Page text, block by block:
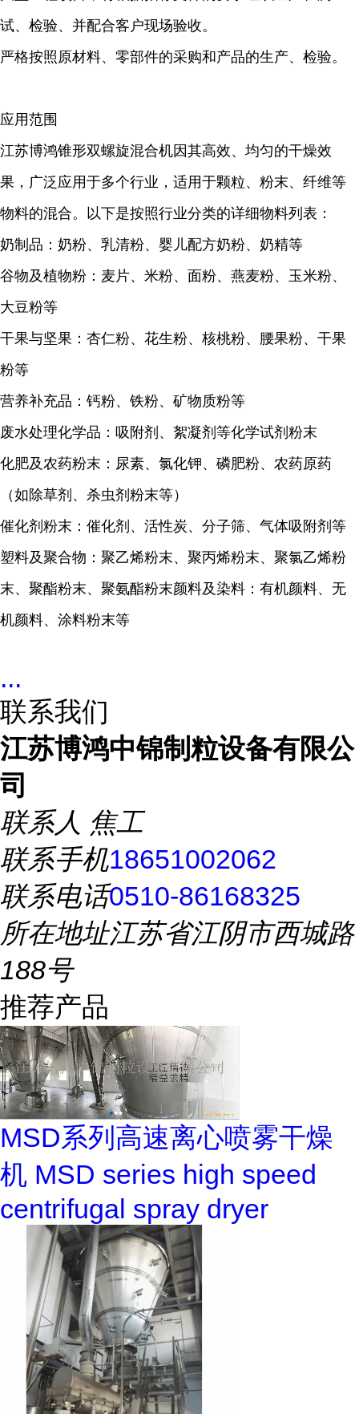
试、检验、并配合客户现场验收。
严格按照原材料、零部件的采购和产品的生产、检验。
应用范围
江苏博鸿锥形双螺旋混合机因其高效、均匀的干燥效
果，广泛应用于多个行业，适用于颗粒、粉末、纤维等
物料的混合。以下是按照行业分类的详细物料列表：
奶制品：奶粉、乳清粉、婴儿配方奶粉、奶精等
谷物及植物粉：麦片、米粉、面粉、燕麦粉、玉米粉、
大豆粉等
干果与坚果：杏仁粉、花生粉、核桃粉、腰果粉、干果
粉等
营养补充品：钙粉、铁粉、矿物质粉等
废水处理化学品：吸附剂、絮凝剂等化学试剂粉末
化肥及农药粉末：尿素、氯化钾、磷肥粉、农药原药
（如除草剂、杀虫剂粉末等）
催化剂粉末：催化剂、活性炭、分子筛、气体吸附剂等
塑料及聚合物：聚乙烯粉末、聚丙烯粉末、聚氯乙烯粉
末、聚酯粉末、聚氨酯粉末颜料及染料：有机颜料、无
机颜料、涂料粉末等
...
联系我们
江苏博鸿中锦制粒设备有限公
司
联系人 焦工
联系手机18651002062
联系电话0510-86168325
所在地址江苏省江阴市西城路
188号
推荐产品
MSD系列高速离心喷雾干燥
机 MSD series high speed
centrifugal spray dryer